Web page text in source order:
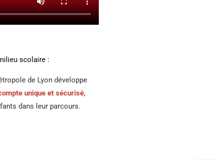
scolaire :
de Lyon développe
unique et sécurisé,
dans leur parcours.